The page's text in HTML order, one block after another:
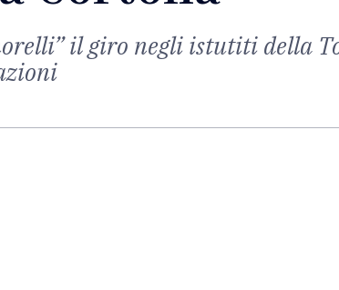
il giro negli istutiti della